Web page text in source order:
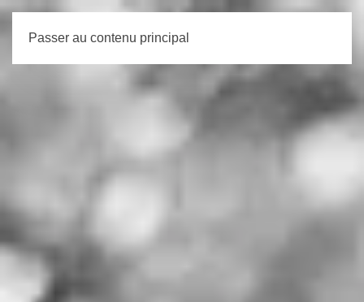
Passer au contenu principal